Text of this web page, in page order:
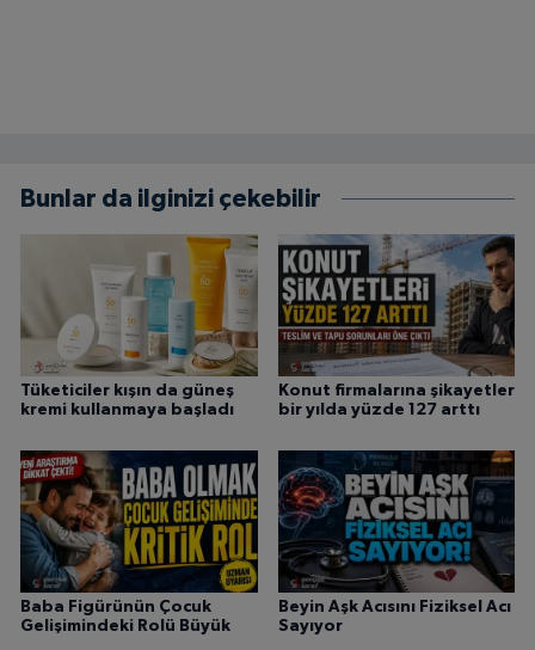
Bunlar da ilginizi çekebilir
Tüketiciler kışın da güneş
kremi kullanmaya başladı
Konut firmalarına şikayetler
bir yılda yüzde 127 arttı
Baba Figürünün Çocuk
Gelişimindeki Rolü Büyük
Beyin Aşk Acısını Fiziksel Acı
Sayıyor